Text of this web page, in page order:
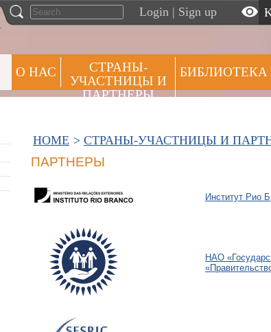
Login | Sign up
О НАС
СТРАНЫ-
УЧАСТНИЦЫ И
ПАРТНЕРЫ
БИБЛИОТЕКА
HOME > СТРАНЫ-УЧАСТНИЦЫ И
ПАРТНЕРЫ
Институт Рио
НАО